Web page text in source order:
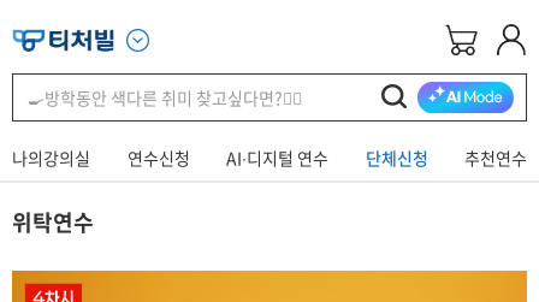
나의강의실 연수신청 AI∙디지털 연수 단체신청 추천연수
위탁연수